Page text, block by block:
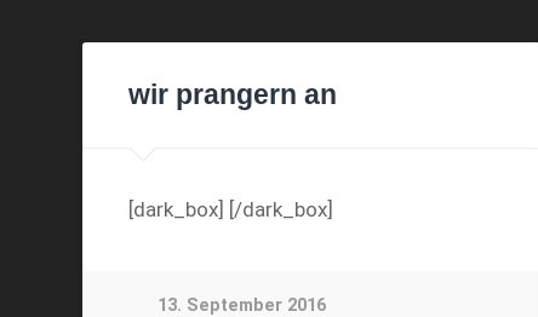
wir prangern an
[dark_box] [/dark_box]
13. September 2016